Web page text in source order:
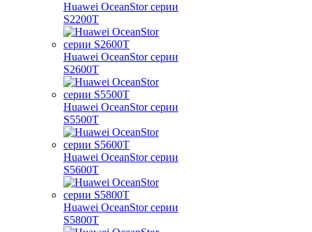
Huawei OceanStor серии
S2200T
Huawei OceanStor серии
S2600T
Huawei OceanStor серии
S5500T
Huawei OceanStor серии
S5600T
Huawei OceanStor серии
S5800T